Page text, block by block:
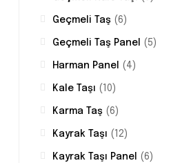
Geçmeli Taş (6)
Geçmeli Taş Panel (5)
Harman Panel (4)
Kale Taşı (10)
Karma Taş (6)
Kayrak Taşı (12)
Kayrak Taşı Panel (6)